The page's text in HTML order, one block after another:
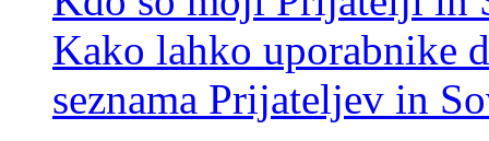
Kako lahko uporabnike
seznama Prijateljev in